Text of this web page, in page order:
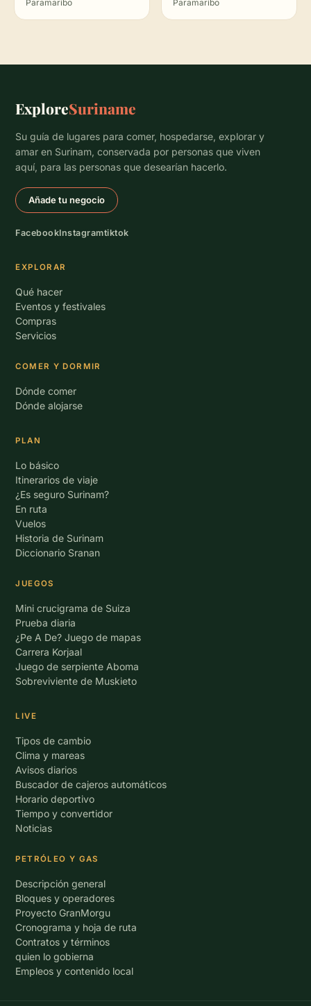
Paramaribo Paramaribo
ExploreSuriname
Su guía de lugares para comer, hospedarse, explorar y
amar en Surinam, conservada por personas que viven
aquí, para las personas que desearían hacerlo.
Añade tu negocio
FacebookInstagramtiktok
EXPLORAR
Qué hacer
Eventos y festivales
Compras
Servicios
COMER Y DORMIR
Dónde comer
Dónde alojarse
PLAN
Lo básico
Itinerarios de viaje
¿Es seguro Surinam?
En ruta
Vuelos
Historia de Surinam
Diccionario Sranan
JUEGOS
Mini crucigrama de Suiza
Prueba diaria
¿Pe A De? Juego de mapas
Carrera Korjaal
Juego de serpiente Aboma
Sobreviviente de Muskieto
LIVE
Tipos de cambio
Clima y mareas
Avisos diarios
Buscador de cajeros automáticos
Horario deportivo
Tiempo y convertidor
Noticias
PETRÓLEO Y GAS
Descripción general
Bloques y operadores
Proyecto GranMorgu
Cronograma y hoja de ruta
Contratos y términos
quien lo gobierna
Empleos y contenido local